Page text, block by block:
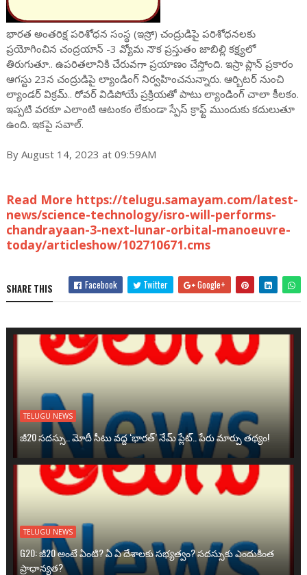
భారత అంతరిక్ష పరిశోధన సంస్థ (ఇస్రో) చంద్రుడిపై పరిశోధనలకు
ప్రయోగించిన చంద్రయాన్ -3 వ్యోమ నౌక ప్రస్తుతం జాబిల్లి కక్ష్యలో
తిరుగుతూ.. ఉపరితలానికి చేరువగా ప్రయాణం చేస్తోంది. ఇస్రా ప్లాన్ ప్రకారం
ఆగస్టు 23న చంద్రుడిపై ల్యాండింగ్ నిర్వహించనున్నారు. ఆర్బిటర్ నుంచి
ల్యాండర్ విక్రమ్.. రోవర్ విడిపోయే ప్రక్రియతో పాటు ల్యాండింగ్ చాలా కీలకం.
ఇప్పటి వరకూ ఎలాంటి ఆటంకం లేకుండా స్పేస్ క్రాఫ్ట్ ముందుకు కదులుతూ
ఉంది. ఇకపై సవాల్.
By August 14, 2023 at 09:59AM
Read More https://telugu.samayam.com/latest-
news/science-technology/isro-will-performs-
chandrayaan-3-next-lunar-orbital-manoeuvre-
today/articleshow/102710671.cms
SHARE THIS Facebook Twitter Google+
TELUGU NEWS
జీ20 సదస్సు.. మోదీ సీటు వద్ద ‘భారత్’ నేమ్ ప్లేట్‌.. పేరు మార్పు తథ్యం!
TELUGU NEWS
G20: జీ20 అంటే ఏంటి? ఏ ఏ దేశాలకు సభ్యత్వం? సదస్సుకు ఎందుకింత
ప్రాధాన్యత?